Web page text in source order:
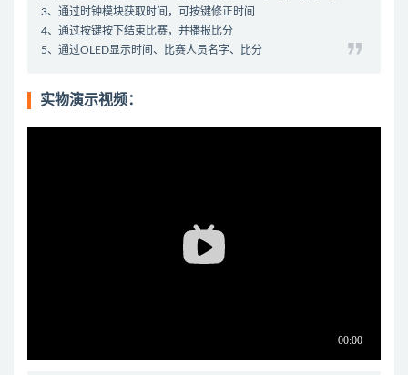
3、通过时钟模块获取时间，可按键修正时间
4、通过按键按下结束比赛，并播报比分
5、通过OLED显示时间、比赛人员名字、比分
实物演示视频：